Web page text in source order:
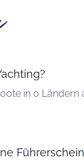
in 0 Ländern